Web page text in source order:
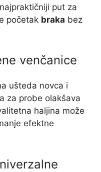
put za
početak braka bez
venčanice
ušteda novca i
za probe olakšava
haljina može
efektne